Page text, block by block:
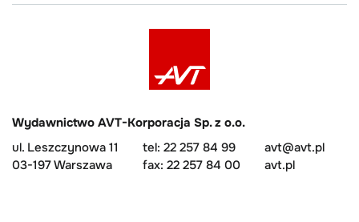
Wydawnictwo AVT-Korporacja Sp. z o.o.
ul. Leszczynowa 11
03-197 Warszawa
tel: 22 257 84 99
fax: 22 257 84 00
avt@avt.pl
avt.pl